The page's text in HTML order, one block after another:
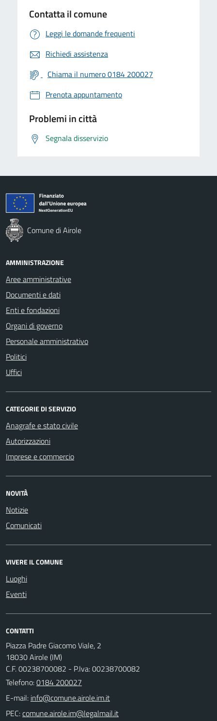
Contatta il comune
Leggi le domande frequenti
Richiedi assistenza
Chiama il numero 0184 200027
Prenota appuntamento
Problemi in città
Segnala disservizio
Comune di Airole
AMMINISTRAZIONE
Aree amministrative
Documenti e dati
Enti e fondazioni
Organi di governo
Personale amministrativo
Politici
Uffici
CATEGORIE DI SERVIZIO
Anagrafe e stato civile
Autorizzazioni
Imprese e commercio
NOVITÀ
Notizie
Comunicati
VIVERE IL COMUNE
Luoghi
Eventi
CONTATTI
Piazza Padre Giacomo Viale, 2
18030 Airole (IM)
C.F. 00238700082 - P.Iva: 00238700082
Telefono:0184 200027
E-mail:
PEC: